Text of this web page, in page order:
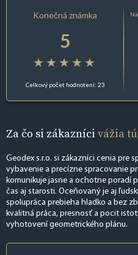
Konečná známka
5
Celkový počet hodnotení: 23
Za čo si zákazníci vážia
Geodex s.r.o. si zákazníci cenia pre
vybavenie a precízne spracovanie
komunikuje jasne a ochotne poradí
čas aj starosti. Oceňovaný je aj
spolupráca prebieha hladko a bez
kvalitná práca, presnosť a pocit
vyhotovení geometrického plánu.